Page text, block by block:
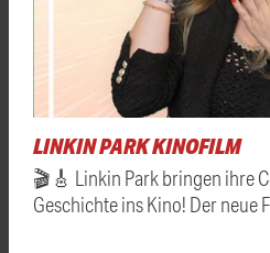
LINKIN PARK KINOFILM
🎬🎸 Linkin Park bringen ihre
Geschichte ins Kino! Der neue